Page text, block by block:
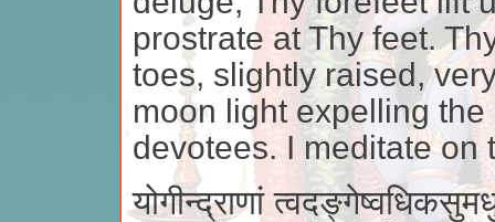
prostrate at Thy feet.
toes, slightly raised,
moon light expelling
devotees. I meditate on
योगीन्द्राणां